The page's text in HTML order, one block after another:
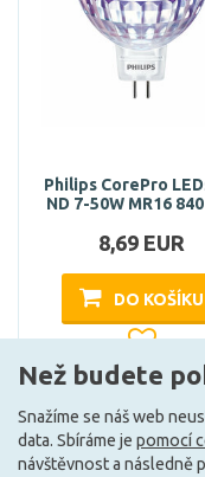
Philips CorePro
ND 7-50W MR16
8,69 EUR
DO KOŠÍKU
F
Než budete
Snažíme se náš web
data. Sbíráme je pomocí
návštěvnost a následně